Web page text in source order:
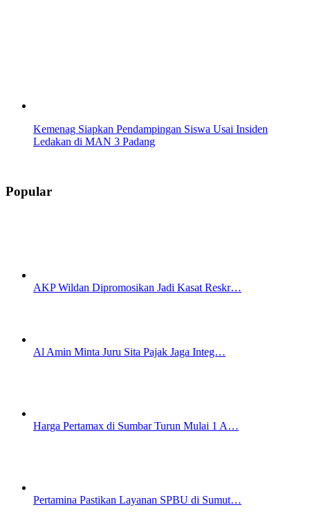
Kemenag Siapkan Pendampingan Siswa Usai Insiden
Ledakan di MAN 3 Padang
Popular
AKP Wildan Dipromosikan Jadi Kasat Reskr…
Al Amin Minta Juru Sita Pajak Jaga Integ…
Harga Pertamax di Sumbar Turun Mulai 1 A…
Pertamina Pastikan Layanan SPBU di Sumut…